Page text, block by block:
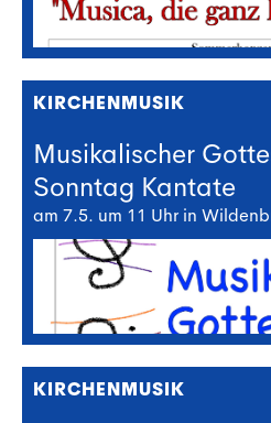
KIRCHENMUSIK
Musikalischer
Sonntag Kantate
am 7.5. um 11 Uhr in
KIRCHENMUSIK